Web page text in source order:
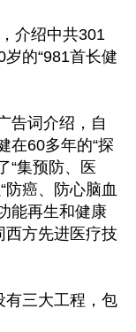
介绍中共301
的“981首长健
告词介绍，自
在60多年的“探
“集预防、医
防癌、防心脑血
能再生和健康
西方先进医疗技
有三大工程，包